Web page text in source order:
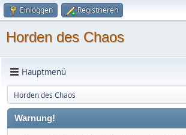
Einloggen Registrieren
Horden des Chaos
Hauptmenü
Horden des Chaos
Warnung!